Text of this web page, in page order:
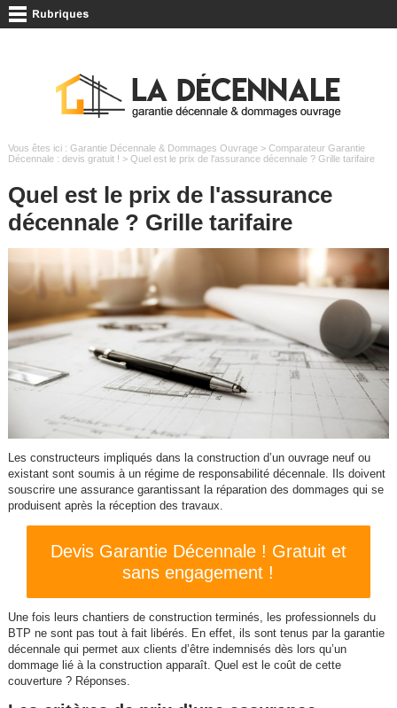
Vous êtes ici : Garantie Décennale & Dommages Ouvrage> Comparateur Garantie
Décennale : devis gratuit ! > Quel est le prix de l'assurance décennale ? Grille tarifaire
Quel est le prix de l'assurance
décennale ? Grille tarifaire
Les constructeurs impliqués dans la construction d’un ouvrage neuf ou
existant sont soumis à un régime de responsabilité décennale. Ils doivent
souscrire une assurance garantissant la réparation des dommages qui se
produisent après la réception des travaux.
Devis Garantie Décennale ! Gratuit et
sans engagement !
Une fois leurs chantiers de construction terminés, les professionnels du
BTP ne sont pas tout à fait libérés. En effet, ils sont tenus par la garantie
décennale qui permet aux clients d’être indemnisés dès lors qu’un
dommage lié à la construction apparaît. Quel est le coût de cette
couverture ? Réponses.